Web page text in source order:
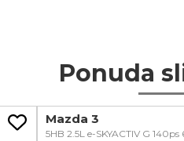
Ponuda
Mazda 3
5HB 2.5L e-SKYACTIV G